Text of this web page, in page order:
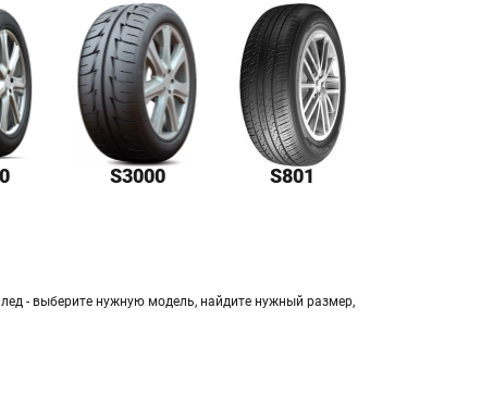
S3000 S801
- выберите нужную модель, найдите нужный размер,